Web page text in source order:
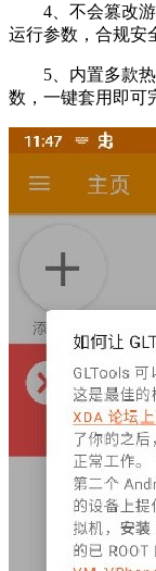
4、不会篡改游
运行参数，合规安
5、内置多款热
数，一键套用即可